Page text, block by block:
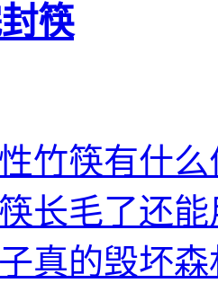
筷
竹筷有什
长毛了还
真的毁坏